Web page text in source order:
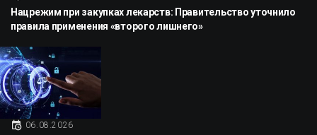
Нацрежим при закупках лекарств: Правительство уточнило
правила применения «второго лишнего»
06.08.2026